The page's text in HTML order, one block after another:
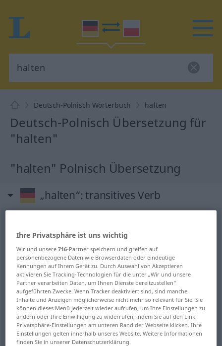
Deutsch-Polnisch Wörterbuch halten
Deutsch-Polnisch Übersetzung für
"halten"
"halten" Polnisch Übersetzung
„halten“: transitives Verb
Übersicht aller Übersetzungen
(Für mehr Details die Übersetzung anklicken/antippen)
trzymać
trzymać, nie przepuścić, przytrzymać,
przetrzymać
wygłaszać, dotrzymać, wyprawić,
Ihre Privatsphäre ist uns wichtig
Wir und unsere716-Partner speichern und greifen auf
personenbezogene Daten wie Browserdaten oder eindeutige
Kennungen auf Ihrem Gerät zu. Durch Auswahl von Akzeptieren
aktivieren Sie Tracking-Technologien für die unter „Wir und unsere
Partner verarbeiten Daten, um Ihnen Dienste bereitzustellen“
aufgeführten Zwecke. Wenn Tracker deaktiviert sind, sind manche
Inhalte und Anzeigen möglicherweise nicht mehr so relevant für Sie. Sie
können dieses Menü jederzeit wieder aufrufen, um Ihre Einstellungen zu
ändern oder Ihre Einwilligung zu widerrufen, indem Sie auf den Link
Privatsphäre-Einstellungen am unteren Rand der Webseite klicken. Ihre
Einstellungen gelten innerhalb unseres Website. Weitere Informationen
finden Sie in unserer Datenschutzerklärung.